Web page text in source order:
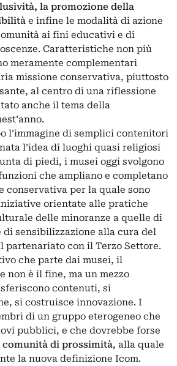
la promozione della
e infine le modalità di azione
ai fini educativi e di
Caratteristiche non più
meramente complementari
missione conservativa, piuttosto
al centro di una riflessione
anche il tema della
l’immagine di semplici contenitori
l’idea di luoghi quasi religiosi
di piedi, i musei oggi svolgono
che ampliano e completano
conservativa per la quale sono
orientate alle pratiche
delle minoranze a quelle di
di sensibilizzazione alla cura del
partenariato con il Terzo Settore.
che parte dai musei, il
non è il fine, ma un mezzo
contenuti, si
si costruisce innovazione. I
di un gruppo eterogeneo che
pubblici, e che dovrebbe forse
comunità di prossimità, alla quale
la nuova definizione Icom.